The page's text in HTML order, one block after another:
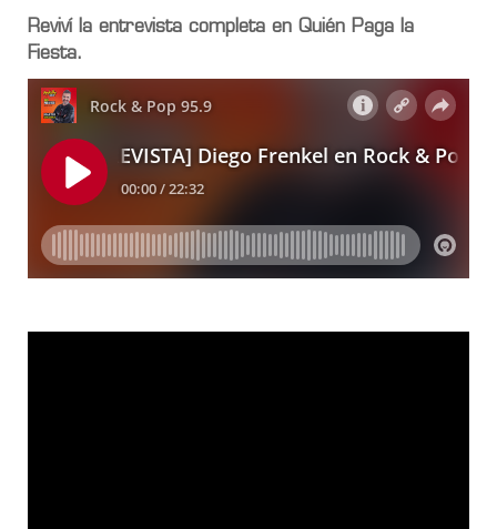
Reviví la entrevista completa en Quién Paga la
Fiesta.